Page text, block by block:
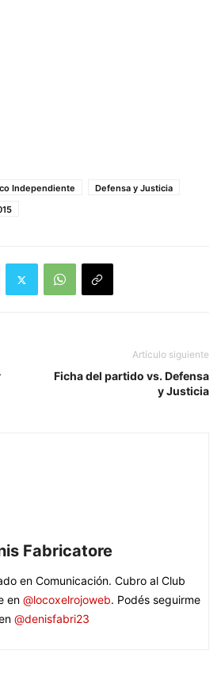
Independiente
Defensa y Justicia
Artículo siguiente
Ficha del partido vs. Defensa
y Justicia
Fabricatore
en Comunicación. Cubro al Club
en @locoxelrojoweb. Podés seguirme
@denisfabri23